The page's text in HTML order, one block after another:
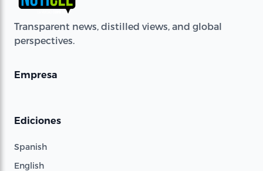
Transparent news, distilled views, and global
perspectives.
Empresa
Ediciones
Spanish
English